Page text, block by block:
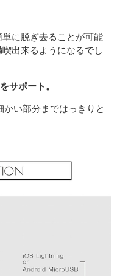
に脱ぎ去ることが可能
出来るようになるでし
ポート。
い部分まではっきりと